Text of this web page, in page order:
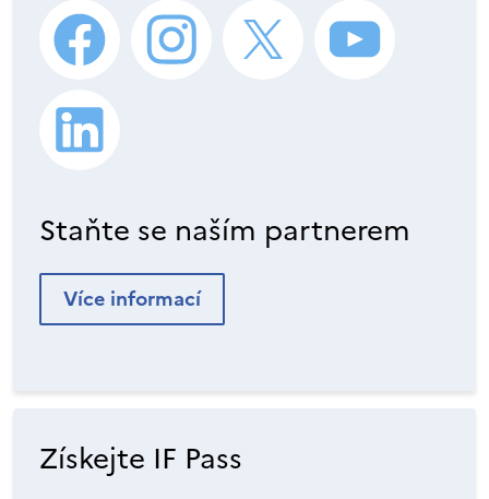
Staňte se naším partnerem
Více informací
Získejte IF Pass